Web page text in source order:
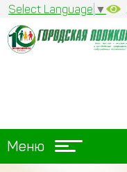
Select Language ▼
Меню